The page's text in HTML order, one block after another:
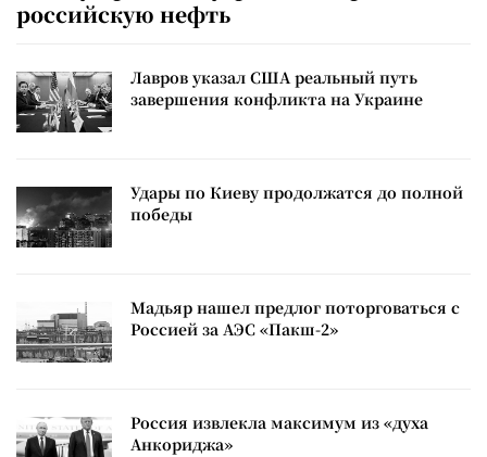
российскую нефть
Лавров указал США реальный путь
завершения конфликта на Украине
Удары по Киеву продолжатся до полной
победы
Мадьяр нашел предлог поторговаться с
Россией за АЭС «Пакш-2»
Россия извлекла максимум из «духа
Анкориджа»